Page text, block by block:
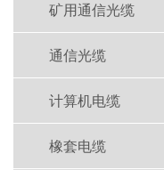
矿用通信光缆
通信光缆
计算机电缆
橡套电缆